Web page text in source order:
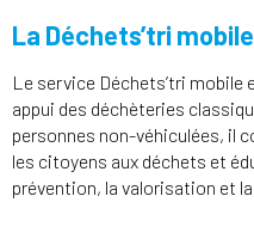
La Déchets’tri
Le service Déchets’tri
appui des déchèteries
personnes non-véhiculées, il
les citoyens aux déchets et
prévention, la valorisation et